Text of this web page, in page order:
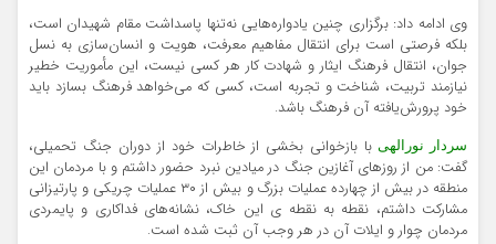
وی ادامه داد: برگزاری چنین یادواره‌هایی نه‌تنها پاسداشت مقام شهیدان است،
بلکه فرصتی است برای انتقال مفاهیم معرفت، هویت و انسان‌سازی به نسل
جوان، انتقال فرهنگ ایثار و شهادت کار هر کسی نیست، این مأموریت خطیر
نیازمند تربیت، شناخت و تجربه است، کسی که می‌خواهد فرهنگ بسازد باید
خود پرورش‌یافته آن فرهنگ باشد.
سردار نورالهی با بازخوانی بخشی از خاطرات خود از دوران جنگ تحمیلی،
گفت: من از روزهای آغازین جنگ در میادین نبرد حضور داشتم و با مردمان این
منطقه در بیش از چهارده عملیات بزرگ و بیش از ۳۰ عملیات چریکی و پارتیزانی
مشارکت داشتم، نقطه به نقطه ی این خاک، نشانه‌های فداکاری و پایمردی
مردمان چوار و ایلات آن در هر وجب آن ثبت شده است.